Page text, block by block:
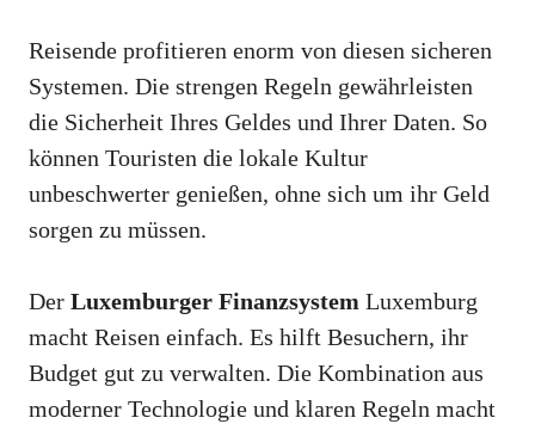
Reisende profitieren enorm von diesen sicheren
Systemen. Die strengen Regeln gewährleisten
die Sicherheit Ihres Geldes und Ihrer Daten. So
können Touristen die lokale Kultur
unbeschwerter genießen, ohne sich um ihr Geld
sorgen zu müssen.
Der Luxemburger Finanzsystem Luxemburg
macht Reisen einfach. Es hilft Besuchern, ihr
Budget gut zu verwalten. Die Kombination aus
moderner Technologie und klaren Regeln macht